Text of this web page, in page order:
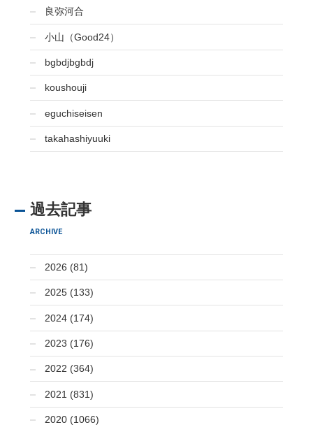
良弥河合
小山（Good24）
bgbdjbgbdj
koushouji
eguchiseisen
takahashiyuuki
過去記事
ARCHIVE
2026 (81)
2025 (133)
2024 (174)
2023 (176)
2022 (364)
2021 (831)
2020 (1066)